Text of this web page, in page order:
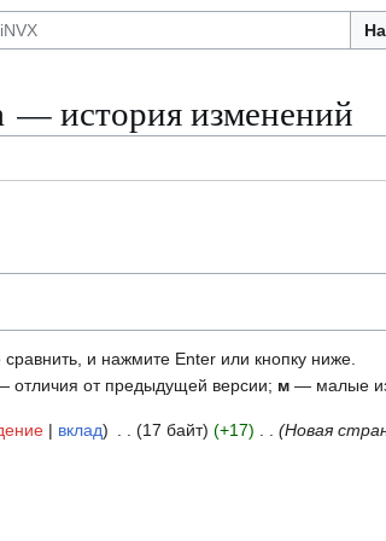
— история изменений
и нажмите Enter или кнопку ниже.
отличия от предыдущей версии; м — малые
вклад 17 байт +17 Новая